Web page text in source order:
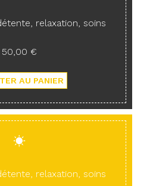
relaxation, soins
50,00 €
relaxation, soins